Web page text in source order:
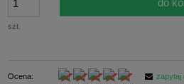
szt.
do
Ocena:
zapytaj